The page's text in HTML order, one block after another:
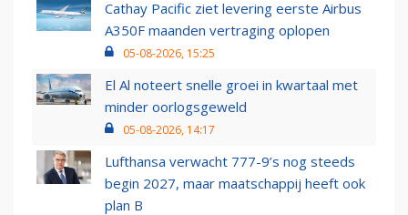
Cathay Pacific ziet levering eerste Airbus
A350F maanden vertraging oplopen
05-08-2026, 15:25
El Al noteert snelle groei in kwartaal met
minder oorlogsgeweld
05-08-2026, 14:17
Lufthansa verwacht 777-9’s nog steeds
begin 2027, maar maatschappij heeft ook
plan B